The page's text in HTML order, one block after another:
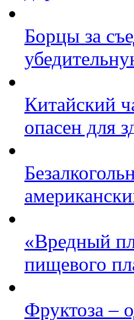
Борцы за
Китайский
опасен для
«Вредный
пищевого
Фруктоза –